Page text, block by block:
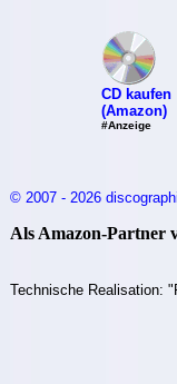
CD kaufen
(Amazon)
#Anzeige
© 2007 - 2026
Als Amazon-Partner
Technische Realisation: